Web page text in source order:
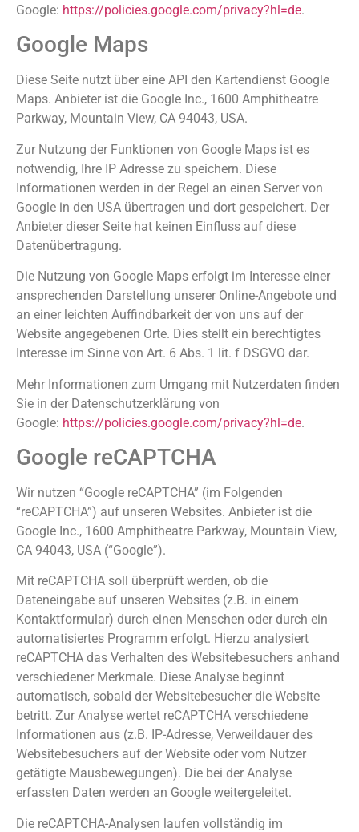
Google: https://policies.google.com/privacy?hl=de.
Google Maps
Diese Seite nutzt über eine API den Kartendienst Google
Maps. Anbieter ist die Google Inc., 1600 Amphitheatre
Parkway, Mountain View, CA 94043, USA.
Zur Nutzung der Funktionen von Google Maps ist es
notwendig, Ihre IP Adresse zu speichern. Diese
Informationen werden in der Regel an einen Server von
Google in den USA übertragen und dort gespeichert. Der
Anbieter dieser Seite hat keinen Einfluss auf diese
Datenübertragung.
Die Nutzung von Google Maps erfolgt im Interesse einer
ansprechenden Darstellung unserer Online-Angebote und
an einer leichten Auffindbarkeit der von uns auf der
Website angegebenen Orte. Dies stellt ein berechtigtes
Interesse im Sinne von Art. 6 Abs. 1 lit. f DSGVO dar.
Mehr Informationen zum Umgang mit Nutzerdaten finden
Sie in der Datenschutzerklärung von
Google: https://policies.google.com/privacy?hl=de.
Google reCAPTCHA
Wir nutzen “Google reCAPTCHA” (im Folgenden
“reCAPTCHA”) auf unseren Websites. Anbieter ist die
Google Inc., 1600 Amphitheatre Parkway, Mountain View,
CA 94043, USA (“Google”).
Mit reCAPTCHA soll überprüft werden, ob die
Dateneingabe auf unseren Websites (z.B. in einem
Kontaktformular) durch einen Menschen oder durch ein
automatisiertes Programm erfolgt. Hierzu analysiert
reCAPTCHA das Verhalten des Websitebesuchers anhand
verschiedener Merkmale. Diese Analyse beginnt
automatisch, sobald der Websitebesucher die Website
betritt. Zur Analyse wertet reCAPTCHA verschiedene
Informationen aus (z.B. IP-Adresse, Verweildauer des
Websitebesuchers auf der Website oder vom Nutzer
getätigte Mausbewegungen). Die bei der Analyse
erfassten Daten werden an Google weitergeleitet.
Die reCAPTCHA-Analysen laufen vollständig im